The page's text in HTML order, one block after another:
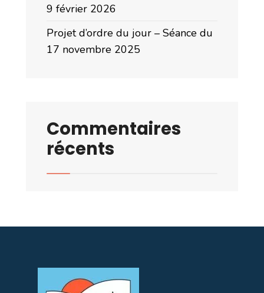
9 février 2026
Projet d’ordre du jour – Séance du
17 novembre 2025
Commentaires
récents